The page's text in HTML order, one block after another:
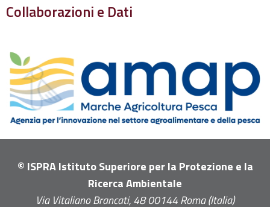
Collaborazioni e Dati
© ISPRA Istituto Superiore per la Protezione e la
Ricerca Ambientale
Via Vitaliano Brancati, 48 00144 Roma (Italia)